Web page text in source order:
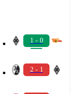
1 - 0
2 - 1